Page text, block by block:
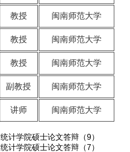
教授 闽南师范大学
教授 闽南师范大学
教授 闽南师范大学
副教授 闽南师范大学
讲师 闽南师范大学
计学院硕士论文答辩（9）
计学院硕士论文答辩（7）